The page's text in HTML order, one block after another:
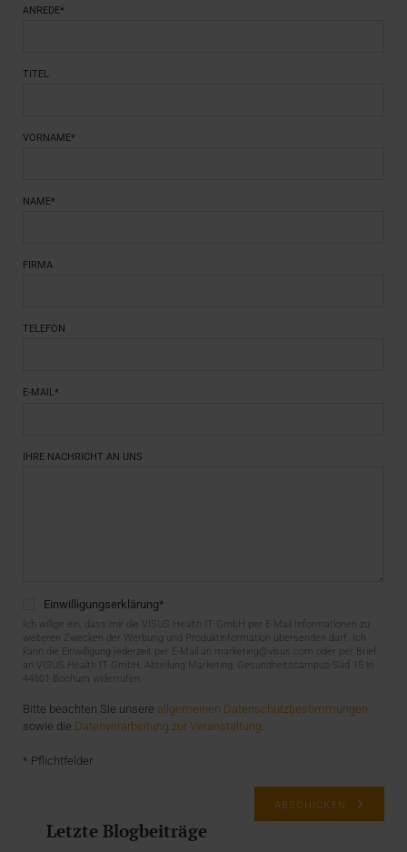
ANREDE*
TITEL
VORNAME*
NAME*
FIRMA
TELEFON
E-MAIL*
IHRE NACHRICHT AN UNS
Einwilligungserklärung*
Ich willige ein, dass mir die VISUS Health IT GmbH per E-Mail Informationen zu
weiteren Zwecken der Werbung und Produktinformation übersenden darf. Ich
kann die Einwilligung jederzeit per E-Mail an marketing@visus.com oder per Brief
an VISUS Health IT GmbH, Abteilung Marketing, Gesundheitscampus-Süd 15 in
44801 Bochum widerrufen.
Bitte beachten Sie unsere allgemeinen Datenschutzbestimmungen
sowie die Datenverarbeitung zur Veranstaltung.
* Pflichtfelder
ABSCHICKEN
Letzte Blogbeiträge